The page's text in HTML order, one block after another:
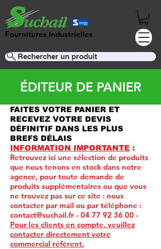
Fournitures Industrielles
Rechercher un produit
ÉDITEUR DE PANIER
FAITES VOTRE PANIER ET
RECEVEZ VOTRE DEVIS
DÉFINITIF DANS LES PLUS
BREFS DÉLAIS
INFORMATION IMPORTANTE :
Retrouvez ici une sélection de produits
que nous tenons en stock dans notre
agence, pour toute demande de
produits supplémentaires ou que vous
ne trouvez pas sur ce site : nous
contacter par mail ou par téléphone :
contact@suchail.fr - 04 77 92 36 00 -
Pour les clients en compte, veuillez
contacter directement votre
commercial réfèrent.